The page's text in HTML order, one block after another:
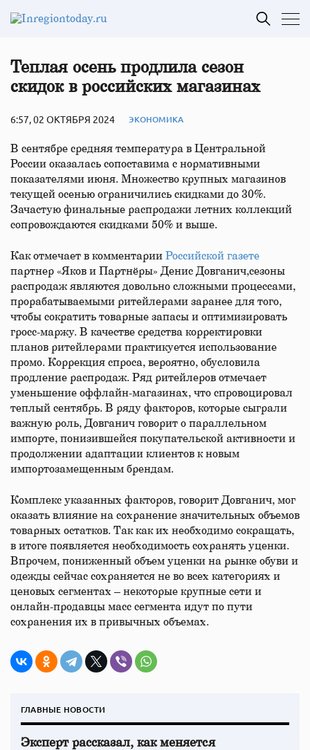
Теплая осень продлила сезон
скидок в российских магазинах
6:57, 02 ОКТЯБРЯ 2024 ЭКОНОМИКА
В сентябре средняя температура в Центральной
России оказалась сопоставима с нормативными
показателями июня. Множество крупных магазинов
текущей осенью ограничились скидками до 30%.
Зачастую финальные распродажи летних коллекций
сопровождаются скидками 50% и выше.
Как отмечает в комментарии Российской газете
партнер «Яков и Партнёры» Денис Довганич,сезоны
распродаж являются довольно сложными процессами,
прорабатываемыми ритейлерами заранее для того,
чтобы сократить товарные запасы и оптимизировать
гросс-маржу. В качестве средства корректировки
планов ритейлерами практикуется использование
промо. Коррекция спроса, вероятно, обусловила
продление распродаж. Ряд ритейлеров отмечает
уменьшение оффлайн-магазинах, что спровоцировал
теплый сентябрь. В ряду факторов, которые сыграли
важную роль, Довганич говорит о параллельном
импорте, понизившейся покупательской активности и
продолжении адаптации клиентов к новым
импортозамещенным брендам.
Комплекс указанных факторов, говорит Довганич, мог
оказать влияние на сохранение значительных объемов
товарных остатков. Так как их необходимо сокращать,
в итоге появляется необходимость сохранять уценки.
Впрочем, пониженный объем уценки на рынке обуви и
одежды сейчас сохраняется не во всех категориях и
ценовых сегментах – некоторые крупные сети и
онлайн-продавцы масс сегмента идут по пути
сохранения их в привычных объемах.
ГЛАВНЫЕ НОВОСТИ
Эксперт рассказал, как меняется